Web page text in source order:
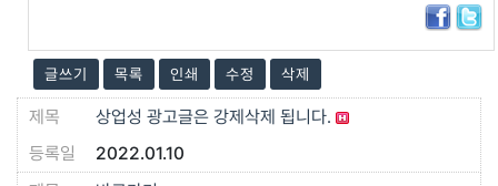
글쓰기 목록 인쇄 수정 삭제
상업성 광고글은 강제삭제 됩니다.
2022.01.10